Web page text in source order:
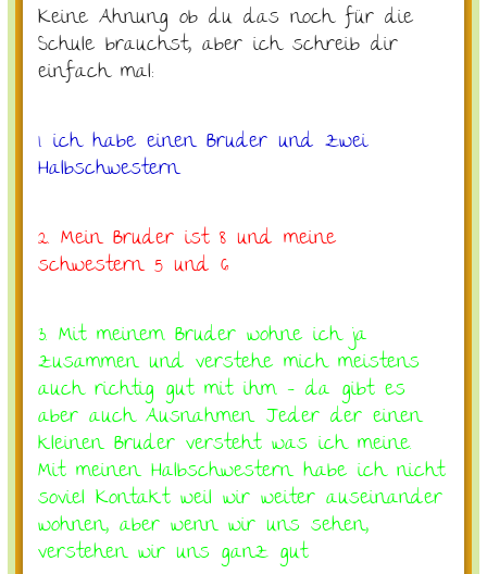
Keine Ahnung ob du das noch für die
Schule brauchst, aber ich schreib dir
einfach mal:
1. ich habe einen Bruder und zwei
Halbschwestern
2. Mein Bruder ist 8 und meine
schwestern 5 und 6
3. Mit meinem Bruder wohne ich ja
zusammen und verstehe mich meistens
auch richtig gut mit ihm - da gibt es
aber auch Ausnahmen. Jeder der einen
kleinen Bruder versteht was ich meine.
Mit meinen Halbschwestern habe ich nicht
soviel Kontakt weil wir weiter auseinander
wohnen, aber wenn wir uns sehen,
verstehen wir uns ganz gut